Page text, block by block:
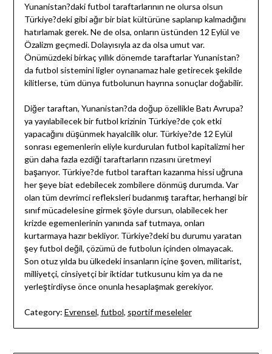
Yunanistan?daki futbol taraftarlarının ne olursa olsun
Türkiye?deki gibi ağır bir biat kültürüne saplanıp kalmadığını
hatırlamak gerek. Ne de olsa, onların üstünden 12 Eylül ve
Özalizm geçmedi. Dolayısıyla az da olsa umut var.
Önümüzdeki birkaç yıllık dönemde taraftarlar Yunanistan?
da futbol sistemini ligler oynanamaz hale getirecek şekilde
kilitlerse, tüm dünya futbolunun hayrına sonuçlar doğabilir.
Diğer taraftan, Yunanistan?da doğup özellikle Batı Avrupa?
ya yayılabilecek bir futbol krizinin Türkiye?de çok etki
yapacağını düşünmek hayalcilik olur. Türkiye?de 12 Eylül
sonrası egemenlerin eliyle kurdurulan futbol kapitalizmi her
gün daha fazla ezdiği taraftarların rızasını üretmeyi
başarıyor. Türkiye?de futbol taraftarı kazanma hissi uğruna
her şeye biat edebilecek zombilere dönmüş durumda. Var
olan tüm devrimci refleksleri budanmış taraftar, herhangi bir
sınıf mücadelesine girmek şöyle dursun, olabilecek her
krizde egemenlerinin yanında saf tutmaya, onları
kurtarmaya hazır bekliyor. Türkiye?deki bu durumu yaratan
şey futbol değil, çözümü de futbolun içinden olmayacak.
Son otuz yılda bu ülkedeki insanların içine şoven, militarist,
milliyetçi, cinsiyetçi bir iktidar tutkusunu kim ya da ne
yerleştirdiyse önce onunla hesaplaşmak gerekiyor.
Category: Evrensel, futbol, sportif meseleler